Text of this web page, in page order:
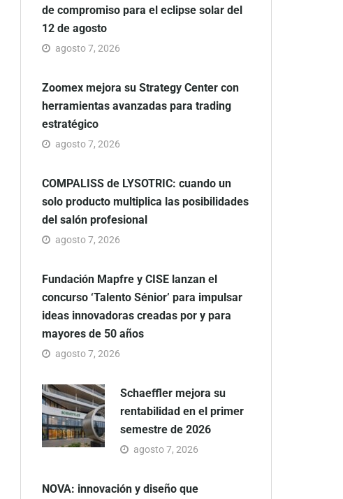
de compromiso para el eclipse solar del
12 de agosto
agosto 7, 2026
Zoomex mejora su Strategy Center con
herramientas avanzadas para trading
estratégico
agosto 7, 2026
COMPALISS de LYSOTRIC: cuando un
solo producto multiplica las posibilidades
del salón profesional
agosto 7, 2026
Fundación Mapfre y CISE lanzan el
concurso ‘Talento Sénior’ para impulsar
ideas innovadoras creadas por y para
mayores de 50 años
agosto 7, 2026
Schaeffler mejora su
rentabilidad en el primer
semestre de 2026
agosto 7, 2026
NOVA: innovación y diseño que